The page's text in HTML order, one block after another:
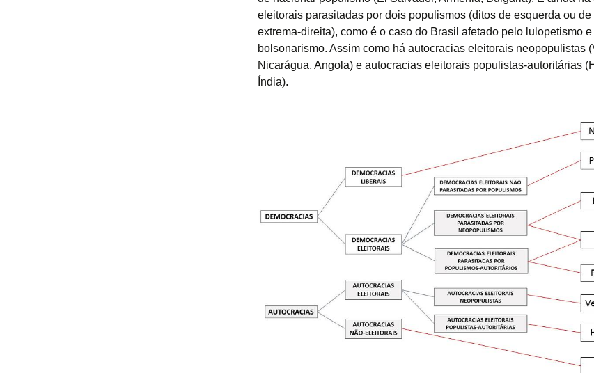
eleitorais parasitadas por dois populismos (ditos de esquerda ou de
extrema-direita), como é o caso do Brasil afetado pelo lulopetismo
bolsonarismo. Assim como há autocracias eleitorais neopopulistas
Nicarágua, Angola) e autocracias eleitorais populistas-autoritárias
Índia).